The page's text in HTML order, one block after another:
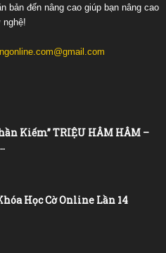
bản đến nâng cao giúp bạn nâng cao
nghệ!
Kiếm” TRIỆU HÂM HÂM –
Học Cờ Online Lần 14